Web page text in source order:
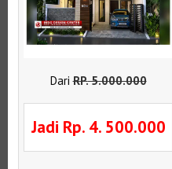
DariRP.5.000.000
Jadi Rp. 4. 500.000